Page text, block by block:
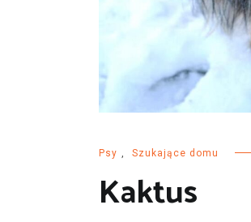
Psy Szukające domu
Kaktus